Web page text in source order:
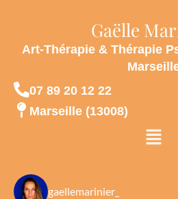
Gaëlle
Art-Thérapie & Thérapie
07 89 20 12 22
Marseille (13008)
Menu
gaellemarinier_